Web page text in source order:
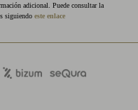
adicional. Puede consultar la
siguiendo este enlace